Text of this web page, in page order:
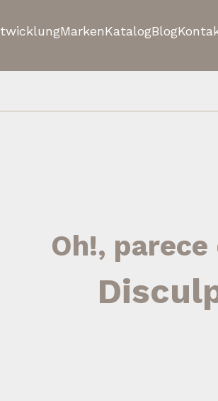
MarkenKatalogBlog
Oh!,